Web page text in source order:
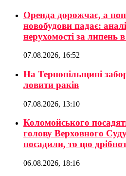
Оренда дорожчає, а
новобудови падає:
нерухомості за липень
07.08.2026, 16:52
На Тернопільщині
ловити раків
07.08.2026, 13:10
Коломойського
голову Верховного
посадили, то цю
06.08.2026, 18:16